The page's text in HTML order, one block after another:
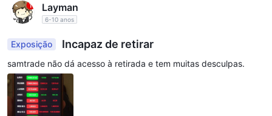
está disponível 24 horas por dia, 7 dias por semana.
oferecendo esses diversos instrumentos de negociação, S.A.M.
Trade visa fornecer aos seus clientes uma ampla gama de
investimento.
Aqui está uma tabela de comparação de instrumentos de
negociação oferecidos por diferentes corretoras:
Layman
6-10 anos
Exposição Incapaz de retirar
samtrade não dá acesso à retirada e tem muitas desculpas.